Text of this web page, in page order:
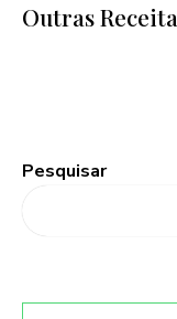
Outras
Pesquisar